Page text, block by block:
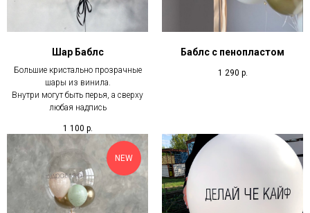
Шар Баблс
Большие кристально прозрачные
шары из винила.
Внутри могут быть перья, а сверху
любая надпись
1 100 р.
Баблс с пенопластом
1 290 р.
NEW